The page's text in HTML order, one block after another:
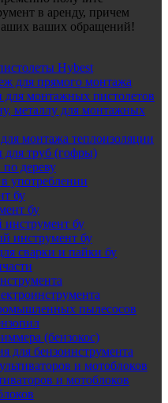
в аренду, причем
ваших обращений!
Hybest
для прямого монтажа
для монтажных пистолетов
металлу для монтажных
монтажа теплоизоляции
труб (гофры)
дереву
употреблении
бу
бу
бу
инструмент бу
сварки и пайки бу
пылесосов
(бензокос)
для бензоинструмента
и мотоблоков
и мотоблоков